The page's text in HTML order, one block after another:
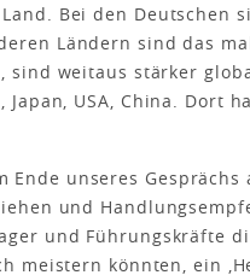
Bei den Deutschen
Ländern sind das
sind weitaus stärker
USA, China. Dort
Ende unseres
und
und Führungskräfte
meistern könnten, ein